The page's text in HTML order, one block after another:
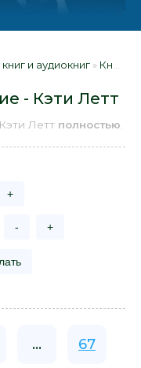
и аудиокниг » Книги
- Кэти Летт
Летт полностью
+
- +
... 67